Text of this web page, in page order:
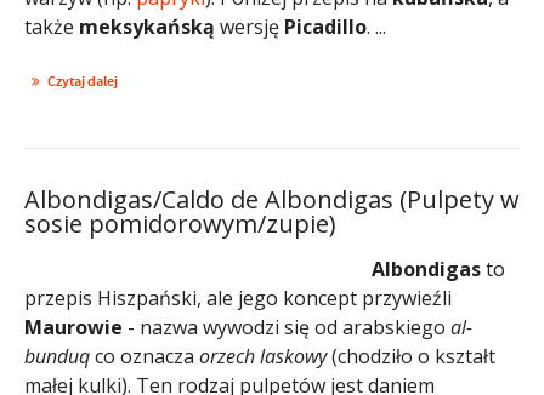
także meksykańską wersję Picadillo. ...
Czytaj dalej
Albondigas/Caldo de Albondigas (Pulpety w
sosie pomidorowym/zupie)
Albondigasto
przepis Hiszpański, ale jego koncept przywieźli
Maurowie - nazwa wywodzi się od arabskiego al-
bunduqco oznacza orzech laskowy(chodziło o kształt
małej kulki). Ten rodzaj pulpetów jest daniem